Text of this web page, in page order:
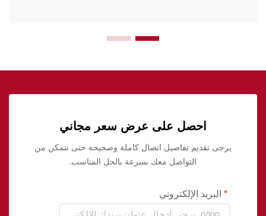
احصل على عرض سعر مجاني
يرجى تقديم تفاصيل اتصال كاملة وصحيحة حتى نتمكن من
التواصل معك بسرعة بالحل المناسب.
البريد الإلكتروني